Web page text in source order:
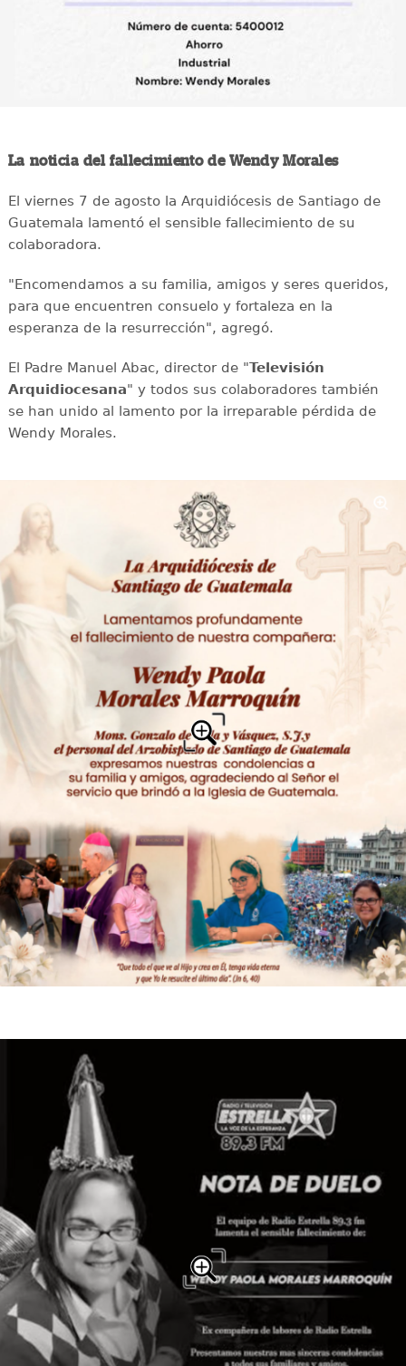
La noticia del fallecimiento de Wendy Morales
El viernes 7 de agosto la Arquidiócesis de Santiago de
Guatemala lamentó el sensible fallecimiento de su
colaboradora.
"Encomendamos a su familia, amigos y seres queridos,
para que encuentren consuelo y fortaleza en la
esperanza de la resurrección", agregó.
El Padre Manuel Abac, director de "Televisión
Arquidiocesana" y todos sus colaboradores también
se han unido al lamento por la irreparable pérdida de
Wendy Morales.